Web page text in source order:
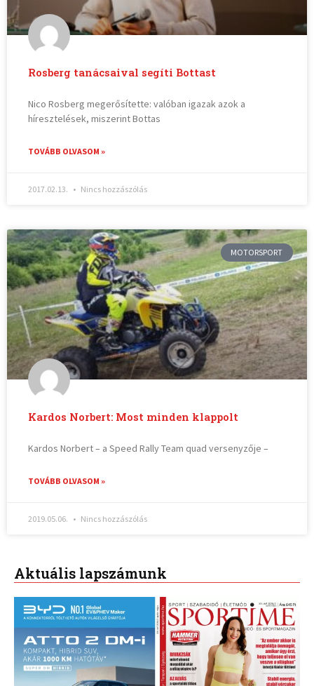
Rosberg tanácsaival segíti Bottast
Nico Rosberg megerősítette: valóban igazak azok a
híresztelések, miszerint Bottas
TOVÁBB OLVASOM »
2017.02.13. Nincs hozzászólás
MOTORSPORT
Kardos Norbert: Most minden klappolt
Kardos Norbert – a Speed Rally Team quad versenyzője –
TOVÁBB OLVASOM »
2019.05.06. Nincs hozzászólás
Aktuális lapszámunk